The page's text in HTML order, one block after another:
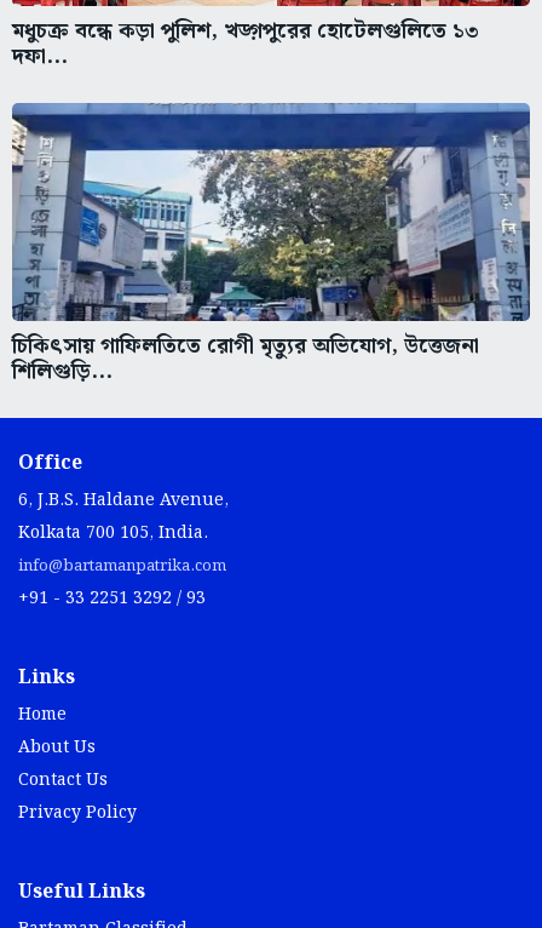
মধুচক্র বন্ধে কড়া পুলিশ, খড়্গপুরের হোটেলগুলিতে ১৩
দফা...
চিকিৎসায় গাফিলতিতে রোগী মৃত্যুর অভিযোগ, উত্তেজনা
শিলিগুড়ি...
Office
6, J.B.S. Haldane Avenue,
Kolkata 700 105, India.
info@bartamanpatrika.com
+91 - 33 2251 3292 / 93
Links
Home
About Us
Contact Us
Privacy Policy
Useful Links